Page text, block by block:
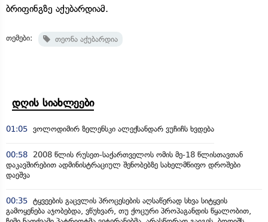
ბრიფინგზე აქუბარდიამ.
თემები: თეონა აქუბარდია
დღის სიახლეები
01:05 ვოლოდიმირ ზელენსკი ალექსანდარ ვუჩიჩს ხვდება
00:58
2008 წლის რუსეთ-საქართველოს ომის მე-18 წლისთავთან
დაკავშირებით ადმინისტრაციულ შენობებზე სახელმწიფო დროშები
დაეშვა
00:35 ტყვეების გაცვლის პროცესების აღსაწერად სხვა სიტყვის
გამოყენება აჯობებდა, ვწუხვარ, თუ ქოცური პროპაგანდის წყალობით,